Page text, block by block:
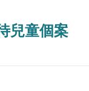
兒童個案